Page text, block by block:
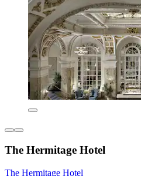
The Hermitage Hotel
The Hermitage Hotel